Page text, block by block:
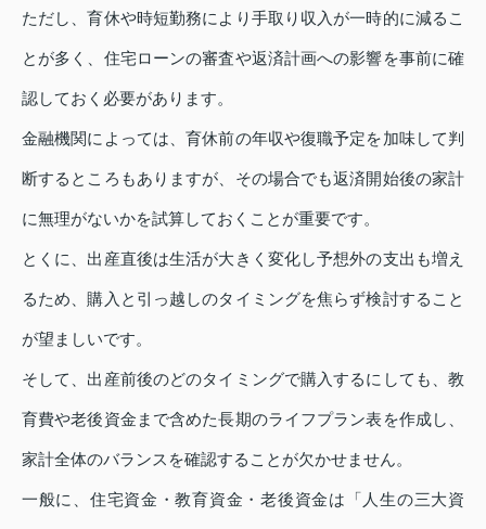
ただし、育休や時短勤務により手取り収入が一時的に減るこ
とが多く、住宅ローンの審査や返済計画への影響を事前に確
認しておく必要があります。
金融機関によっては、育休前の年収や復職予定を加味して判
断するところもありますが、その場合でも返済開始後の家計
に無理がないかを試算しておくことが重要です。
とくに、出産直後は生活が大きく変化し予想外の支出も増え
るため、購入と引っ越しのタイミングを焦らず検討すること
が望ましいです。
そして、出産前後のどのタイミングで購入するにしても、教
育費や老後資金まで含めた長期のライフプラン表を作成し、
家計全体のバランスを確認することが欠かせません。
一般に、住宅資金・教育資金・老後資金は「人生の三大資